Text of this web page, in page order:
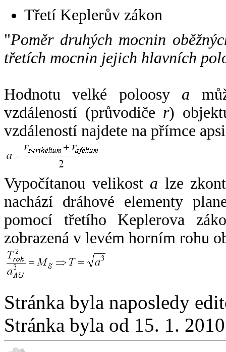
Třetí Keplerův zákon
"Poměr druhých mocnin
třetích mocnin jejich hlavních
Hodnotu velké poloosy a
vzdáleností (průvodiče r)
vzdáleností najdete na přímce
Vypočítanou velikost a lze
nachází dráhové elementy
pomocí třetího Keplerova
zobrazená v levém horním rohu
Stránka byla naposledy
Stránka byla od 15. 1.